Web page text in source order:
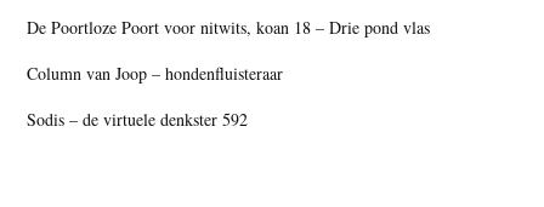
De Poortloze Poort voor nitwits, koan 18 – Drie pond vlas
Column van Joop – hondenfluisteraar
Sodis – de virtuele denkster 592